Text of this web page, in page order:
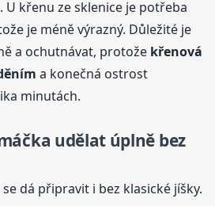
. U křenu ze sklenice je potřeba
je méně výrazný. Důležité je
a ochutnávat, protože křenová
a konečná ostrost
minutách.
udělat úplně bez
dá připravit i bez klasické jíšky.